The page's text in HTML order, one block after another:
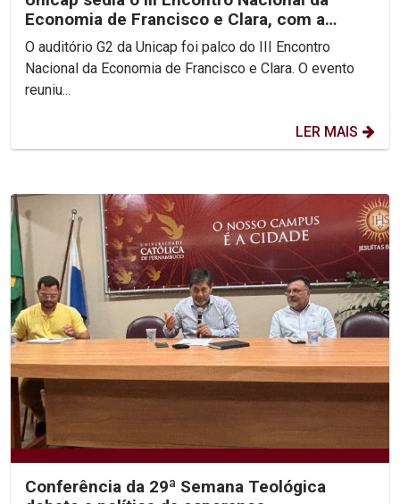
Economia de Francisco e Clara, com a
participação do Pe....
O auditório G2 da Unicap foi palco do III Encontro
Nacional da Economia de Francisco e Clara. O evento
reuniu...
LER MAIS
Conferência da 29ª Semana Teológica